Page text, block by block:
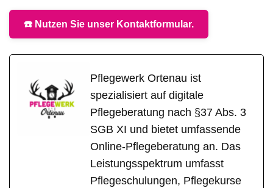
☎️ Nutzen Sie unser Kontaktformular.
Pflegewerk Ortenau ist
spezialisiert auf digitale
Pflegeberatung nach §37 Abs. 3
SGB XI und bietet umfassende
Online-Pflegeberatung an. Das
Leistungsspektrum umfasst
Pflegeschulungen, Pflegekurse